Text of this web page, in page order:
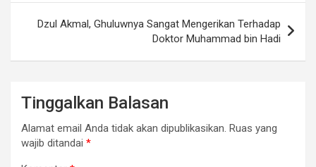
Dzul Akmal, Ghuluwnya Sangat Mengerikan Terhadap
Doktor Muhammad bin Hadi
Tinggalkan Balasan
Alamat email Anda tidak akan dipublikasikan. Ruas yang
wajib ditandai *